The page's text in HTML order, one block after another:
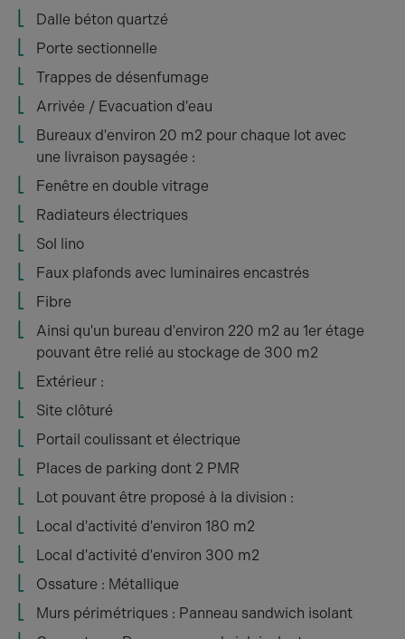
Dalle béton quartzé
Porte sectionnelle
Trappes de désenfumage
Arrivée / Evacuation d'eau
Bureaux d'environ 20 m2 pour chaque lot avec
une livraison paysagée :
Fenêtre en double vitrage
Radiateurs électriques
Sol lino
Faux plafonds avec luminaires encastrés
Fibre
Ainsi qu'un bureau d'environ 220 m2 au 1er étage
pouvant être relié au stockage de 300 m2
Extérieur :
Site clôturé
Portail coulissant et électrique
Places de parking dont 2 PMR
Lot pouvant être proposé à la division :
Local d'activité d'environ 180 m2
Local d'activité d'environ 300 m2
Ossature : Métallique
Murs périmétriques : Panneau sandwich isolant